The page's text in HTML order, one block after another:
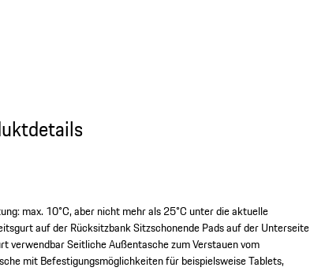
max. 10°C, aber nicht mehr als 25°C unter die aktuelle
auf der RücksitzbankSitzschonende Pads auf der Unterseite
verwendbarSeitliche Außentasche zum Verstauen vom
mit Befestigungsmöglichkeiten für beispielsweise Tablets,